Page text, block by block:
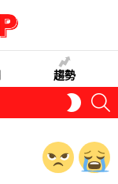
趨勢
SKIN